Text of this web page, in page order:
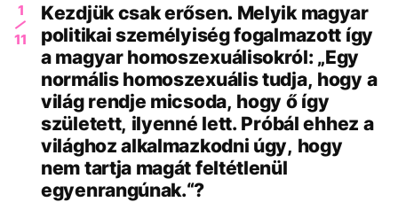
1
11
Kezdjük csak erősen. Melyik magyar
politikai személyiség fogalmazott így
a magyar homoszexuálisokról: „Egy
normális homoszexuális tudja, hogy a
világ rendje micsoda, hogy ő így
született, ilyenné lett. Próbál ehhez a
világhoz alkalmazkodni úgy, hogy
nem tartja magát feltétlenül
egyenrangúnak.“?